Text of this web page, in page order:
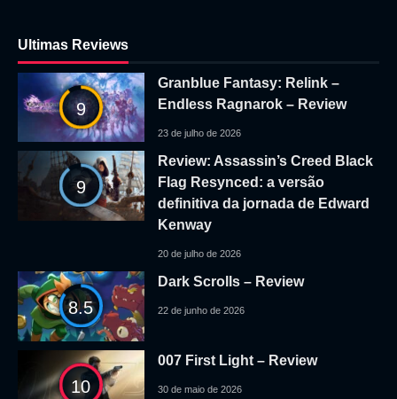
Ultimas Reviews
9
Granblue Fantasy: Relink –
Endless Ragnarok – Review
23 de julho de 2026
9
Review: Assassin’s Creed Black
Flag Resynced: a versão
definitiva da jornada de Edward
Kenway
20 de julho de 2026
8.5
Dark Scrolls – Review
22 de junho de 2026
10
007 First Light – Review
30 de maio de 2026